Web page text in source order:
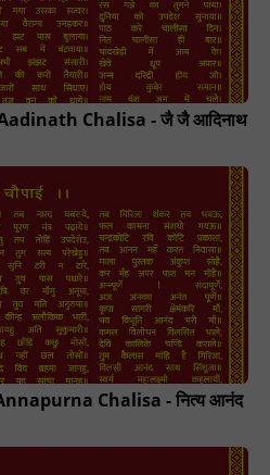
Aadinath Chalisa - जै जै आदिनाथ
Annapurna Chalisa - नित्य आनंद